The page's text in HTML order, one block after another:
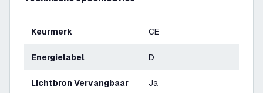
Keurmerk CE
Energielabel D
Lichtbron Vervangbaar Ja